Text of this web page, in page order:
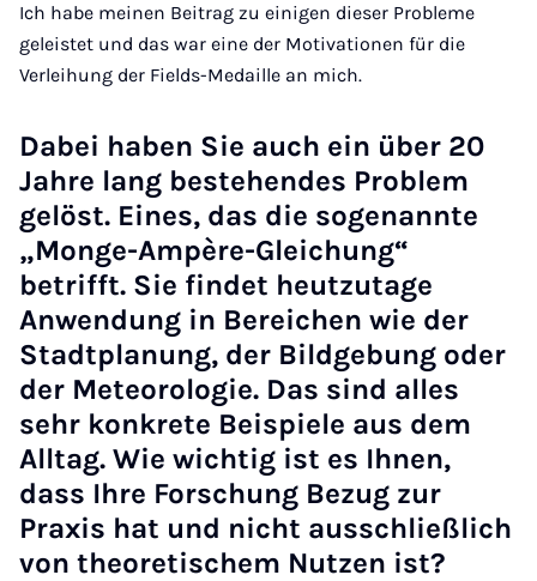
Ich habe meinen Beitrag zu einigen dieser Probleme
geleistet und das war eine der Motivationen für die
Verleihung der Fields-Medaille an mich.
Dabei haben Sie auch ein über 20
Jahre lang bestehendes Problem
gelöst. Eines, das die sogenannte
„Monge-​Ampère-​Gleichung“
betrifft. Sie findet heutzutage
Anwendung in Bereichen wie der
Stadtplanung, der Bildgebung oder
der Meteorologie. Das sind alles
sehr konkrete Beispiele aus dem
Alltag. Wie wichtig ist es Ihnen,
dass Ihre Forschung Bezug zur
Praxis hat und nicht ausschließlich
von theoretischem Nutzen ist?